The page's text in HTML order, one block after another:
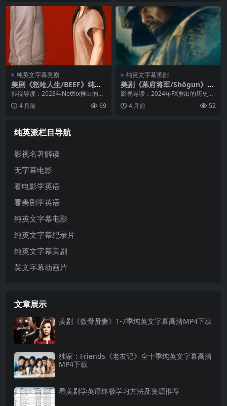
无论是她对于主人公的人物性格刻
画、...
16年间播出。剧集以洛杉矶比佛
利...
纯英文字幕美剧
美剧《怒呛人生/BEEF》纯英
文字幕MP4下载
影视导读：2023年Netflix推出的黑
色幽默剧集，由韩国comedian出身
的姜成镐担任主创并主演，A24出
4 月前 69
纯英文字幕美剧
美剧《幕府将军/Shōgun》纯
英文字幕MP4下载
影视导读：2024年FX推出的历史战
争剧，改编自詹姆斯·克拉维尔1975
年出版的同名历史小说。作为FX历
4 月前 52
纯英派栏目导航
影视名著解读
无字幕电影
看电影学英语
看美剧学英语
纯英文字幕电影
纯英文字幕纪录片
纯英文字幕美剧
英文字幕动画片
文章展示
美剧《傲骨贤妻》1-7季纯英文字幕高清MP4下载
独家：Friends《老友记》全十季纯英文字幕高清
MP4下载
看美剧学英语终极学习方法及资源推荐